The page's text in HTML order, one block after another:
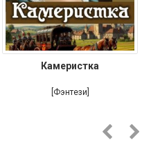
Камеристка
[Фэнтези]